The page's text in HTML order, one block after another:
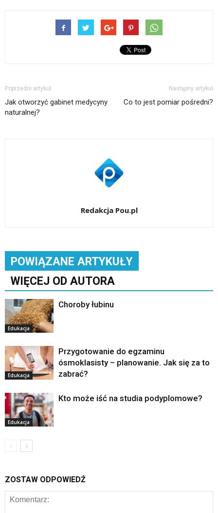
Poprzedni artykuł
Jak otworzyć gabinet medycyny
naturalnej?
Następny artykuł
Co to jest pomiar pośredni?
Redakcja Pou.pl
POWIĄZANE ARTYKUŁY
WIĘCEJ OD AUTORA
Edukacja
Choroby łubinu
Edukacja
Przygotowanie do egzaminu
ósmoklasisty – planowanie. Jak się za to
zabrać?
Edukacja
Kto może iść na studia podyplomowe?
ZOSTAW ODPOWIEDŹ